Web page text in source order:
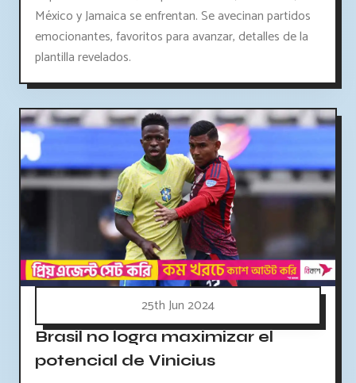
México y Jamaica se enfrentan. Se avecinan partidos
emocionantes, favoritos para avanzar, detalles de la
plantilla revelados.
25th Jun 2024
Brasil no logra maximizar el
potencial de Vinicius